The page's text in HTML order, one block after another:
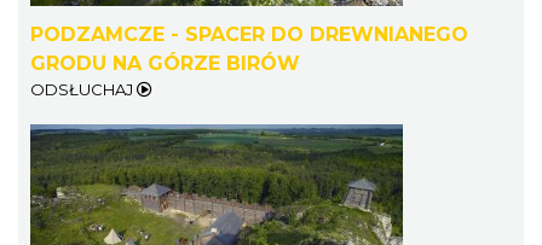
Festiwal Biegowy JuraRun 2026. Wielkie
bieganie wraca na Jurę!
11.57 km
PODZAMCZE - SPACER DO DREWNIANEGO
GRODU NA GÓRZE BIRÓW
ODSŁUCHAJ